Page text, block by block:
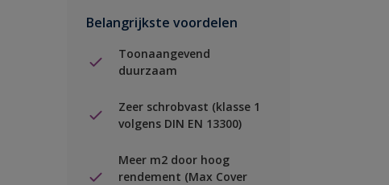
Belangrijkste voordelen
Toonaangevend
duurzaam
Zeer schrobvast (klasse 1
volgens DIN EN 13300)
Meer m2 door hoog
rendement (Max Cover